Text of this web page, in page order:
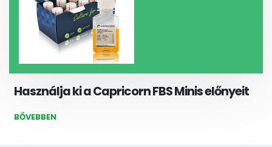
Használja ki a Capricorn FBS Minis előnyeit
BŐVEBBEN